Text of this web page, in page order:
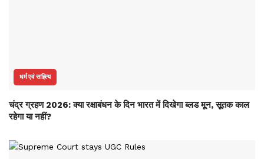
धर्म एवं साहित्य
चंद्र ग्रहण 2026: क्या रक्षाबंधन के दिन भारत में दिखेगा ब्लड मून, सूतक काल
रहेगा या नहीं?